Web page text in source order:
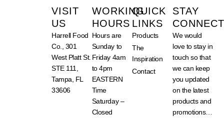
VISIT
US
Harrell Food
Co., 301
West Platt St.
STE 111,
Tampa, FL
33606
WORKING
HOURS
Hours are
Sunday to
Friday 4am
to 4pm
EASTERN
Time
Saturday –
Closed
QUICK
LINKS
Products
The
Inspiration
Contact
STAY
We would
love to stay in
touch so that
we can keep
you updated
on the latest
products and
promotions…